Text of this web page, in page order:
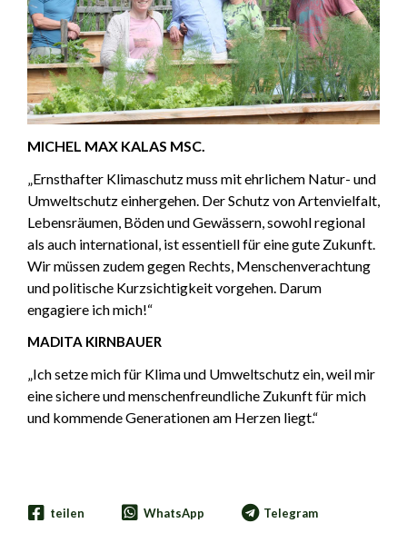
MICHEL MAX KALAS MSC.
„Ernsthafter Klimaschutz muss mit ehrlichem Natur- und
Umweltschutz einhergehen. Der Schutz von Artenvielfalt,
Lebensräumen, Böden und Gewässern, sowohl regional
als auch international, ist essentiell für eine gute Zukunft.
Wir müssen zudem gegen Rechts, Menschenverachtung
und politische Kurzsichtigkeit vorgehen. Darum
engagiere ich mich!“
MADITA KIRNBAUER
„Ich setze mich für Klima und Umweltschutz ein, weil mir
eine sichere und menschenfreundliche Zukunft für mich
und kommendeGenerationen am Herzen liegt.“
teilen WhatsApp Telegram